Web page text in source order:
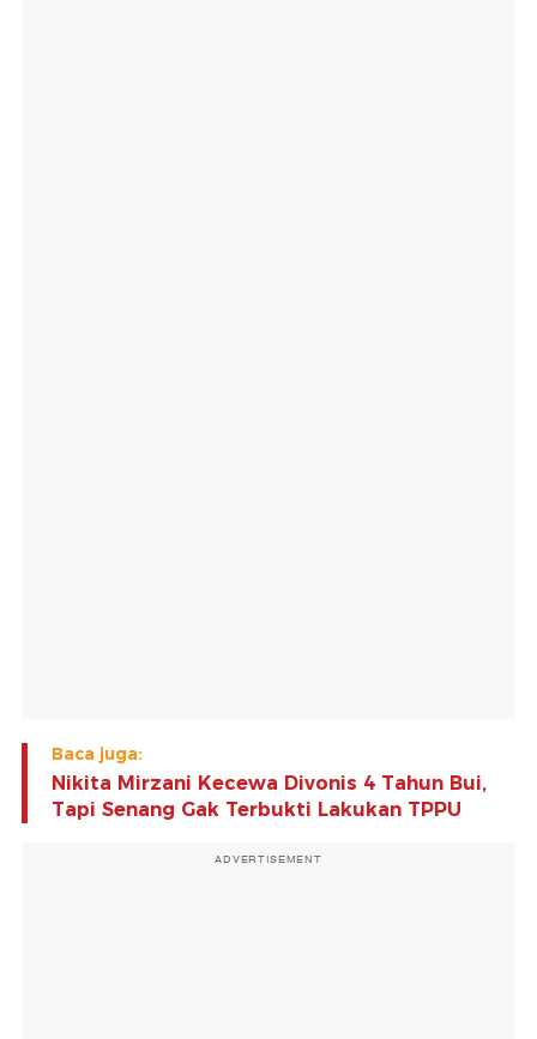
Baca juga:
Nikita Mirzani Kecewa Divonis 4 Tahun Bui,
Tapi Senang Gak Terbukti Lakukan TPPU
ADVERTISEMENT